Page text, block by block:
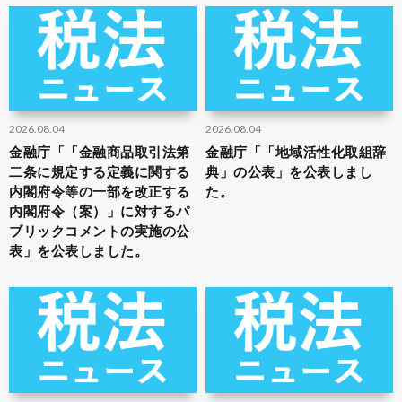
2026.08.04
金融庁「「金融商品取引法第
二条に規定する定義に関する
内閣府令等の一部を改正する
内閣府令（案）」に対するパ
ブリックコメントの実施の公
表」を公表しました。
2026.08.04
金融庁「「地域活性化取組辞
典」の公表」を公表しまし
た。